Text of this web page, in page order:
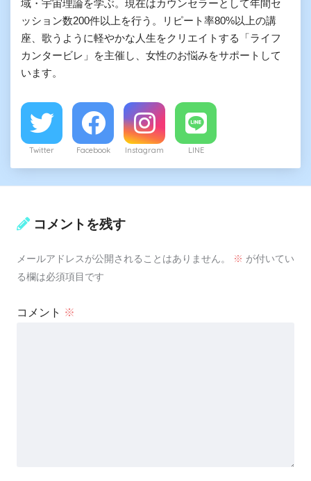
域・宇宙理論を学ぶ。現在はカウンセラーとして年間セ
ッション数200件以上を行う。リピート率80%以上の講
座、歌うように軽やかな人生をクリエイトする「ライフ
カンタービレ」を主催し、女性のお悩みをサポートして
います。
Twitter Facebook Instagram LINE
コメントを残す
メールアドレスが公開されることはありません。 ※ が付いてい
る欄は必須項目です
コメント ※